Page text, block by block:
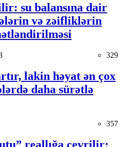
su balansına dair
və zəifliklərin
329
lakin həyat ən çox
daha sürətlə
357
reallığa çevrilir: